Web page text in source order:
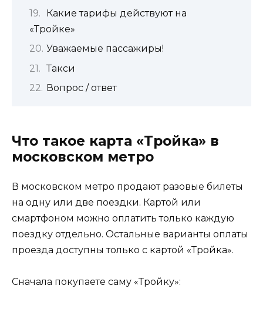
Какие тарифы действуют на
«Тройке»
Уважаемые пассажиры!
Такси
Вопрос / ответ
Что такое карта «Тройка» в
московском метро
В московском метро продают разовые билеты
на одну или две поездки. Картой или
смартфоном можно оплатить только каждую
поездку отдельно. Остальные варианты оплаты
проезда доступны только с картой «Тройка».
Сначала покупаете саму «Тройку»: